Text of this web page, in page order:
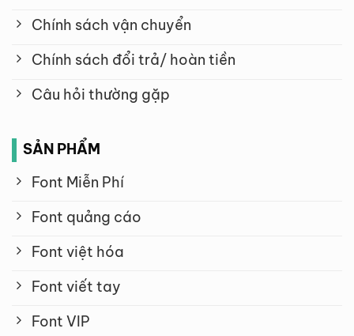
Chính sách vận chuyển
Chính sách đổi trả/ hoàn tiền
Câu hỏi thường gặp
SẢN PHẨM
Font Miễn Phí
Font quảng cáo
Font việt hóa
Font viết tay
Font VIP